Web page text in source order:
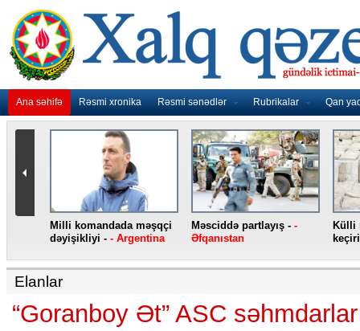
Ana səhifə Rəsmi xronika Rəsmi sənədlər Rubrikalar Qan
Milli komandada məşqçi
dəyişikliyi - - Argentina
Məsciddə partlayış - -
Əfqanıstan
Külli
Elanlar
“Goranboy Ət” ASC